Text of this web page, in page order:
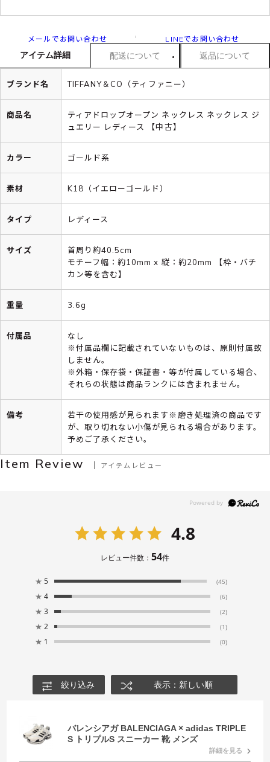
メールでお問い合わせ LINEでお問い合わせ
アイテム詳細 配送について 返品について
ブランド名 TIFFANY＆CO（ティファニー）
商品名
ティアドロップオープン ネックレス ネックレス ジ
ュエリー レディース 【中古】
カラー ゴールド系
素材 K18（イエローゴールド）
タイプ レディース
サイズ
首周り約40.5cm
モチーフ幅：約10mm x 縦：約20mm 【枠・バチ
カン等を含む】
重量 3.6g
付属品
なし
※付属品欄に記載されていないものは、原則付属致
しません。
※外箱・保存袋・保証書・等が付属している場合、
それらの状態は商品ランクには含まれません。
備考
若干の使用感が見られます※磨き処理済の商品です
が、取り切れない小傷が見られる場合があります。
予めご了承ください。
Item Review アイテムレビュー
4.8
レビュー件数： 54件
★ 5 (45)
★ 4 (6)
★ 3 (2)
★ 2 (1)
★ 1 (0)
絞り込み 表示：新しい順
バレンシアガ BALENCIAGA × adidas TRIPLE
S トリプルS スニーカー 靴 メンズ
詳細を見る